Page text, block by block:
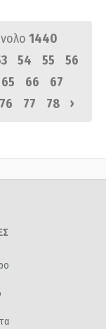
1440
54 55
56
65 66
67
76 77 78 ›